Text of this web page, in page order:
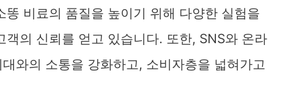
똥 비료의 품질을 높이기 위해 다양한 실험을
객의 신뢰를 얻고 있습니다. 또한, SNS와 온라
와의 소통을 강화하고, 소비자층을 넓혀가고